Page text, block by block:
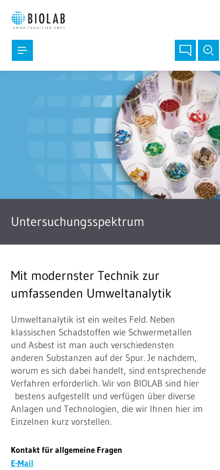
Untersuchungsspektrum
Mit modernster Technik zur
umfassenden Umweltanalytik
Umweltanalytik ist ein weites Feld. Neben
klassischen Schadstoffen wie Schwermetallen
und Asbest ist man auch verschiedensten
anderen Substanzen auf der Spur. Je nachdem,
worum es sich dabei handelt, sind entsprechende
Verfahren erforderlich. Wir von BIOLAB sind hier
bestens aufgestellt und verfügen über diverse
Anlagen und Technologien, die wir Ihnen hier im
Einzelnen kurz vorstellen.
Kontakt für allgemeine Fragen
E-Mail